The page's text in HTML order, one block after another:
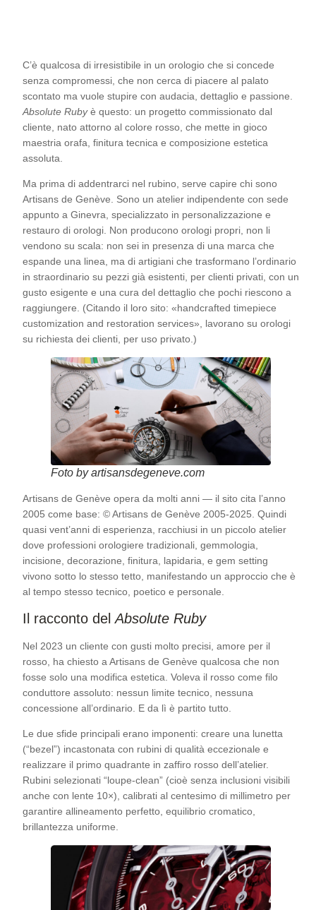
C’è qualcosa di irresistibile in un orologio che si concede
senza compromessi, che non cerca di piacere al palato
scontato ma vuole stupire con audacia, dettaglio e passione.
Absolute Rubyè questo: un progetto commissionato dal
cliente, nato attorno al colore rosso, che mette in gioco
maestria orafa, finitura tecnica e composizione estetica
assoluta.
Ma prima di addentrarci nel rubino, serve capire chi sono
Artisans de Genève. Sono un atelier indipendente con sede
appunto a Ginevra, specializzato in personalizzazione e
restauro di orologi. Non producono orologi propri, non li
vendono su scala: non sei in presenza di una marca che
espande una linea, ma di artigiani che trasformano l’ordinario
in straordinario su pezzi già esistenti, per clienti privati, con un
gusto esigente e una cura del dettaglio che pochi riescono a
raggiungere. (Citando il loro sito: «handcrafted timepiece
customization and restoration services», lavorano su orologi
su richiesta dei clienti, per uso privato.)
Foto by artisansdegeneve.com
Artisans de Genève opera da molti anni — il sito cita l’anno
2005 come base: © Artisans de Genève 2005-2025. Quindi
quasi vent’anni di esperienza, racchiusi in un piccolo atelier
dove professioni orologiere tradizionali, gemmologia,
incisione, decorazione, finitura, lapidaria, e gem setting
vivono sotto lo stesso tetto, manifestando un approccio che è
al tempo stesso tecnico, poetico e personale.
Il racconto delAbsolute Ruby
Nel 2023 un cliente con gusti molto precisi, amore per il
rosso, ha chiesto a Artisans de Genève qualcosa che non
fosse solo una modifica estetica. Voleva il rosso come filo
conduttore assoluto: nessun limite tecnico, nessuna
concessione all’ordinario. E da lì è partito tutto.
Le due sfide principali erano imponenti: creare una lunetta
(“bezel”) incastonata con rubini di qualità eccezionale e
realizzare il primo quadrante in zaffiro rosso dell’atelier.
Rubini selezionati “loupe-clean” (cioè senza inclusioni visibili
anche con lente 10×), calibrati al centesimo di millimetro per
garantire allineamento perfetto, equilibrio cromatico,
brillantezza uniforme.